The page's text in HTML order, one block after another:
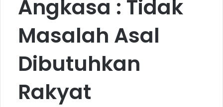
Angkasa : Tidak
Masalah Asal
Dibutuhkan
Rakyat